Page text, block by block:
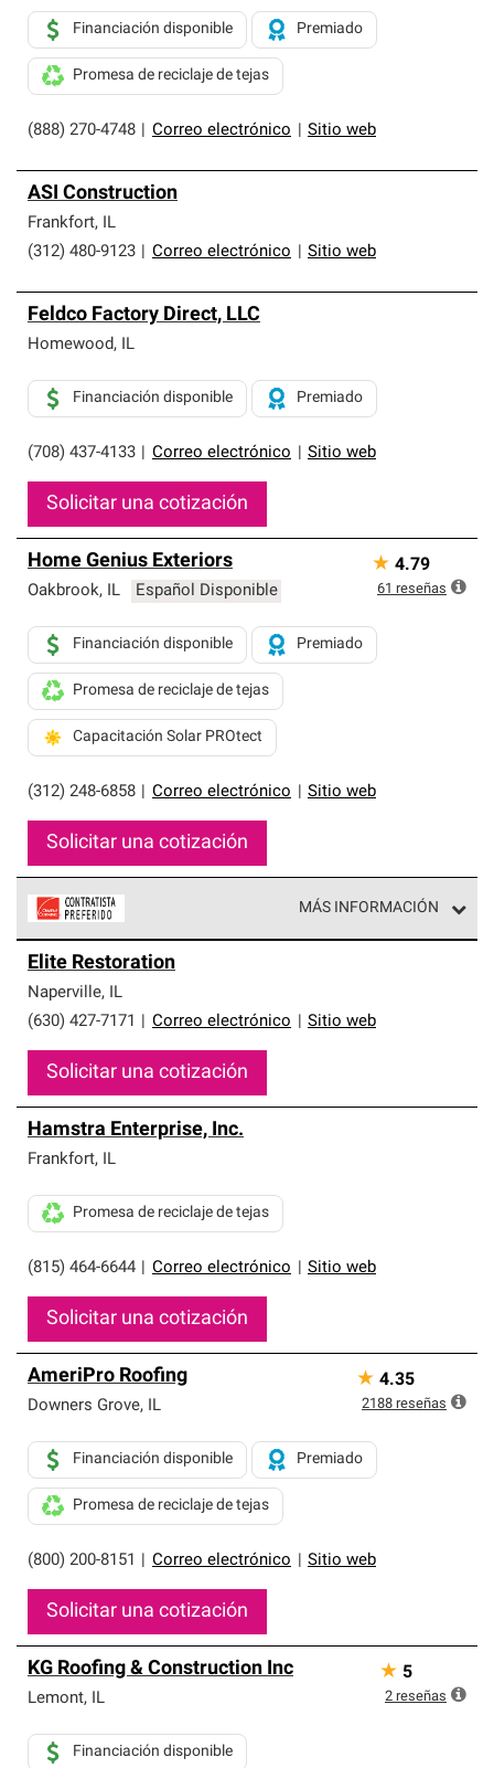
(888) 270-4748 Correo electrónico Sitio web
Financiación disponible Premiado
Promesa de reciclaje de tejas
ASI Construction
Frankfort, IL
(312) 480-9123
Correo electrónico Sitio web
Feldco Factory Direct, LLC
Homewood, IL
(708) 437-4133 Correo electrónico Sitio web
Financiación disponible Premiado
Solicitar una cotización
Home Genius Exteriors
Oakbrook, IL Español Disponible
(312) 248-6858 Correo electrónico Sitio web
Financiación disponible Premiado
Promesa de reciclaje de tejas
Capacitación Solar PROtect
Solicitar una cotización
★ 4.79
61 reseñas
MÁS INFORMACIÓN
parte de una red exclusiva de profesionales de techos
que cumplen con altos estándares y requisitos estrictos
de profesionalismo y confiabilidad.
Elite Restoration
Naperville, IL
(630) 427-7171
Correo electrónico Sitio web
Solicitar una cotización
Hamstra Enterprise, Inc.
Frankfort, IL
(815) 464-6644 Correo electrónico Sitio web
Promesa de reciclaje de tejas
Solicitar una cotización
AmeriPro Roofing
Downers Grove, IL
(800) 200-8151 Correo electrónico Sitio web
Financiación disponible Premiado
Promesa de reciclaje de tejas
Solicitar una cotización
★ 4.35
2188 reseñas
KG Roofing & Construction Inc
Lemont, IL
Financiación disponible
★ 5
2 reseñas